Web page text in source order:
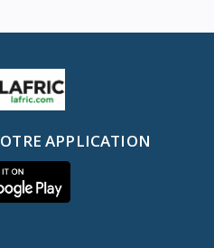
APPLICATION